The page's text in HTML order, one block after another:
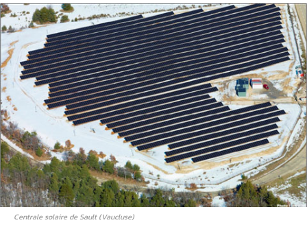
Centrale solaire de Sault (Vaucluse)